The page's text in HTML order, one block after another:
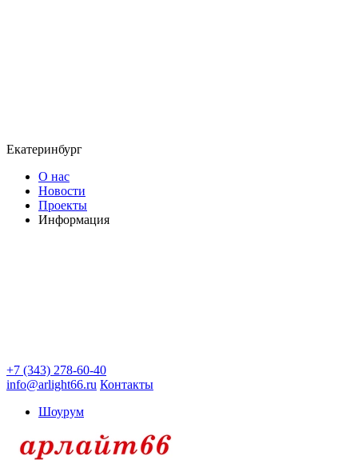
Екатеринбург
О нас
Новости
Проекты
Информация
+7 (343) 278-60-40
info@arlight66.ru Контакты
Шоурум